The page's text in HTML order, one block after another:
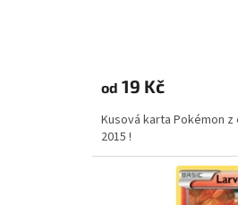
od 19 Kč
Kusová karta Pokémon
2015 !